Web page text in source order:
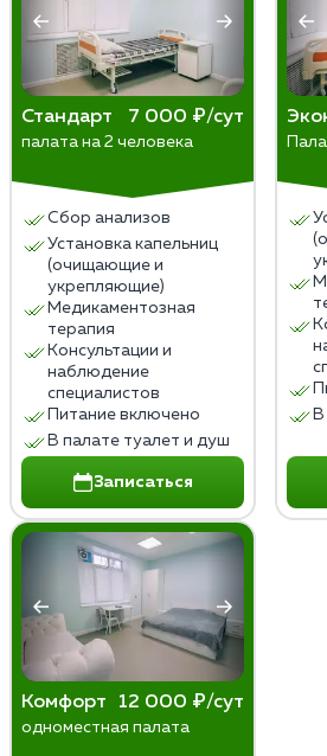
долгосрочных результатов
обратиться к психотерапевту
процедуры. Также важна
близких и специалистов.
сохранить результат надолго и
сложности на пути к
консультацию по поводу
метода лечения.
Стандарт 7 000 ₽/сут
палата на 2 человека
Сбор анализов
Установка капельниц
(очищающие и
укрепляющие)
Медикаментозная
терапия
Консультации и
наблюдение
специалистов
Питание включено
В палате туалет и душ
Записаться
В
Комфорт 12 000 ₽/сут
одноместная палата